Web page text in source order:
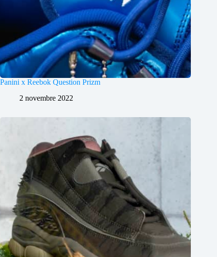
Panini x Reebok Question Prizm
2 novembre 2022